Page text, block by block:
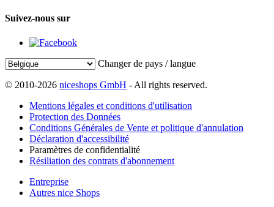
Suivez-nous sur
Changer de pays / langue
© 2010-2026 niceshops GmbH - All rights reserved.
Mentions légales et conditions d'utilisation
Protection des Données
Conditions Générales de Vente et politique d'annulation
Déclaration d'accessibilité
Paramètres de confidentialité
Résiliation des contrats d'abonnement
Entreprise
Autres nice Shops